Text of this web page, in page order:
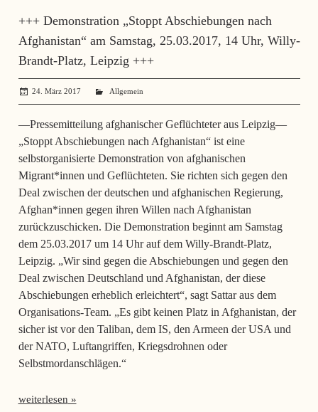
+++ Demonstration „Stoppt Abschiebungen nach
Afghanistan“ am Samstag, 25.03.2017, 14 Uhr, Willy-
Brandt-Platz, Leipzig +++
24. März 2017 administrator
Allgemein
—Pressemitteilung afghanischer Geflüchteter aus Leipzig—
„Stoppt Abschiebungen nach Afghanistan“ ist eine
selbstorganisierte Demonstration von afghanischen
Migrant*innen und Geflüchteten. Sie richten sich gegen den
Deal zwischen der deutschen und afghanischen Regierung,
Afghan*innen gegen ihren Willen nach Afghanistan
zurückzuschicken. Die Demonstration beginnt am Samstag
dem 25.03.2017 um 14 Uhr auf dem Willy-Brandt-Platz,
Leipzig. „Wir sind gegen die Abschiebungen und gegen den
Deal zwischen Deutschland und Afghanistan, der diese
Abschiebungen erheblich erleichtert“, sagt Sattar aus dem
Organisations-Team. „Es gibt keinen Platz in Afghanistan, der
sicher ist vor den Taliban, dem IS, den Armeen der USA und
der NATO, Luftangriffen, Kriegsdrohnen oder
Selbstmordanschlägen.“
weiterlesen